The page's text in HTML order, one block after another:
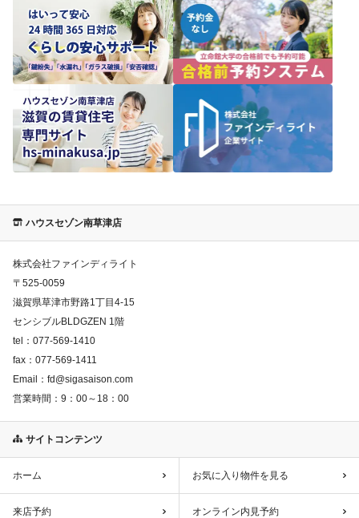
ハウスセゾン南草津店
株式会社ファインディライト
〒 525-0059
滋賀県草津市野路1丁目4-15
センシブルBLDGZEN 1階
tel： 077-569-1410
fax： 077-569-1411
Email： fd@sigasaison.com
営業時間： 9：00～18：00
サイトコンテンツ
ホーム お気に入り物件を見る
来店予約 オンライン内見予約